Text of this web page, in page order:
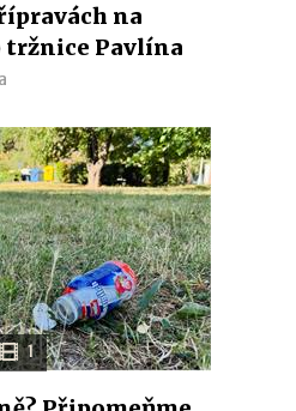
na
tržnice Pavlína
1